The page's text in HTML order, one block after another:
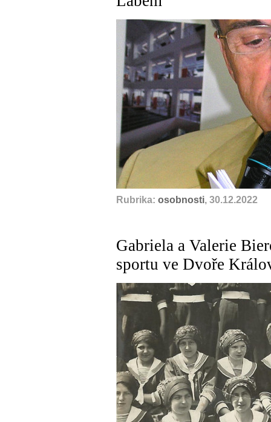
Rubrika: osobnosti, 30.12.2022
Gabriela a Valerie
sportu ve Dvoře